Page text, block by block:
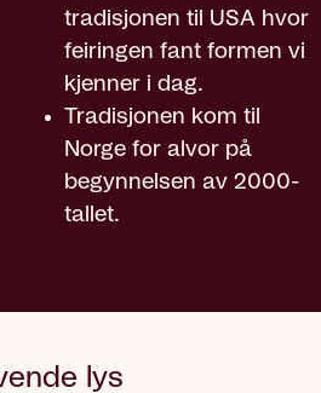
tradisjonen til USA hvor
feiringen fant formen vi
kjenner i dag.
Tradisjonen kom til
Norge for alvor på
begynnelsen av 2000-
tallet.
lys